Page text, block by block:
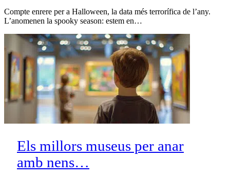
Compte enrere per a Halloween, la data més terrorífica de l’any.
L’anomenen la spooky season: estem en…
Els millors museus per anar
amb nens…